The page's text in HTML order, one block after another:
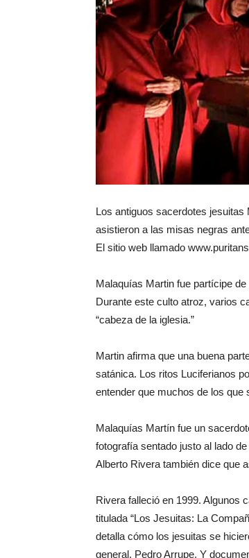
Los antiguos sacerdotes
asistieron a las misas negras
El sitio web llamado
Malaquías Martin fue partícipe
Durante este culto atroz, varios
“cabeza de la iglesia.”
Martin afirma que una buena
satánica. Los ritos Luciferianos
entender que muchos de los que
Malaquías Martín fue un
fotografía sentado justo al lado
Alberto Rivera también dice que
Rivera falleció en 1999. Algunos
titulada “Los Jesuitas: La
detalla cómo los jesuitas se
general, Pedro Arrupe. Y